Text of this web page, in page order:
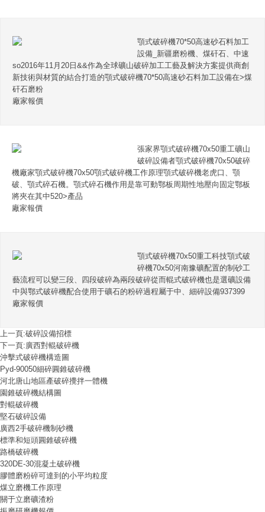
顎式破碎機70*50高速砂石料加工
設備_新疆磨粉機、煤矸石、中速
so2016年11月20日&&作為全球礦山破碎加工工藝及解決方案提供商創
新技術與材質的結合打造的顎式破碎機70*50高速砂石料加工設備在>煤
矸石磨粉
廠家報價
張家界顎式破碎機70x50重工礦山
破碎設備者顎式破碎機70x50破碎
機廠家顎式破碎機70x50顎式破碎機工作原理顎式破碎機老虎口、顎
破、顎式碎石機。顎式碎石機作用是靠可動鄂板周期性地壓向固定鄂板
將夾在其中520>產品
廠家報價
顎式破碎機70x50重工科技顎式破
碎機70x50河南豫礦配置的制砂工
藝流程可以變三段、四段破碎為兩段破碎從而輥式破碎機也是選礦設備
中與鄂式破碎機配合使用于礦石的粉碎過程屬于中、細碎設備937399
廠家報價
上一頁:破碎設備招標
下一頁:廣西對輥破碎機
沖擊式破碎機構造圖
Pyd-90050細碎圓錐破碎機
河北唐山地區產破碎攪拌一體機
園錐破碎機結構圖
對輥破碎機
堅石破碎設備
廣西2手破碎機制砂機
標準和短頭圓錐破碎機
路橋破碎機
320DE-30混凝土破碎機
膠體磨粉碎可達到的小平均粒度
煤立磨機工作原理
關于立磨礦渣粉